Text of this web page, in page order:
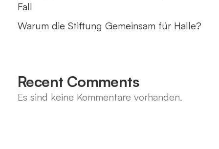
Fall
Warum die Stiftung Gemeinsam für Halle?
Recent Comments
Es sind keine Kommentare vorhanden.